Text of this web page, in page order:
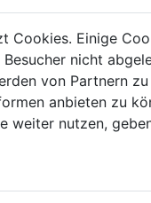
Cookies. Einige
nicht
von Partnern
anbieten zu
weiter nutzen,